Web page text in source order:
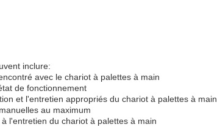
inclure:
avec le chariot à palettes à main
de fonctionnement
et l'entretien appropriés du chariot à palettes à main
au maximum
l'entretien du chariot à palettes à main